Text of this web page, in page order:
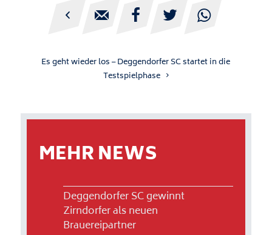
    
Es geht wieder los – Deggendorfer SC startet in die
Testspielphase
MEHR NEWS
Deggendorfer SC gewinnt
Zirndorfer als neuen
Brauereipartner